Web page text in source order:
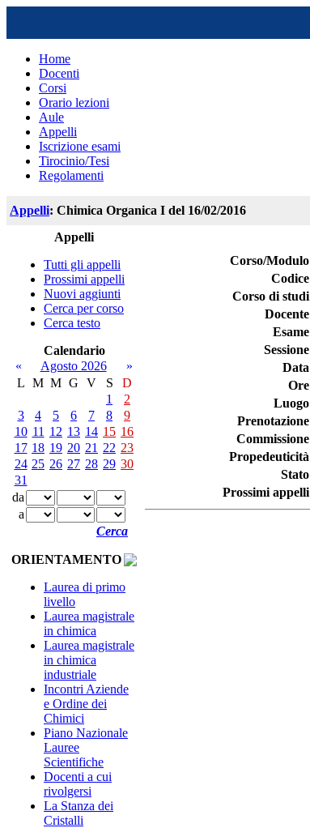
Home
Docenti
Corsi
Orario lezioni
Aule
Appelli
Iscrizione esami
Tirocinio/Tesi
Regolamenti
Appelli: Chimica Organica I del 16/02/2016
Appelli
Tutti gli appelli
Prossimi appelli
Nuovi aggiunti
Cerca per corso
Cerca testo
Calendario
«
Agosto 2026
»
L M M G V S
D
1
2
3
4 5 6 7 8
9
10 11 12 13 14 15 16
17 18 19 20 21 22 23
24 25 26 27 28 29 30
31
da
a
Cerca
ORIENTAMENTO
Laurea di primo
livello
Laurea magistrale
in chimica
Laurea magistrale
in chimica
industriale
Incontri Aziende
e Ordine dei
Chimici
Piano Nazionale
Lauree
Scientifiche
Docenti a cui
rivolgersi
La Stanza dei
Cristalli
Corso/Modulo
Codice
Corso di studi
Docente
Esame
Sessione
Data
Ore
Luogo
Prenotazione
Commissione
Propedeuticità
Stato
Prossimi appelli